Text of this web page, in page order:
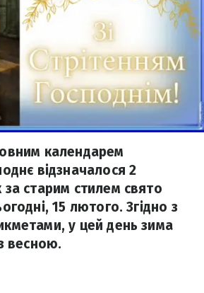
календарем
відзначалося 2
старим стилем свято
15 лютого. Згідно з
у цей день зима
весною.